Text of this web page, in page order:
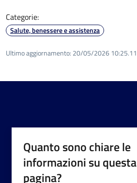
Categorie:
Salute, benessere e assistenza
Ultimo aggiornamento: 20/05/2026 10:25.11
Quanto sono chiare le
informazioni su questa
pagina?